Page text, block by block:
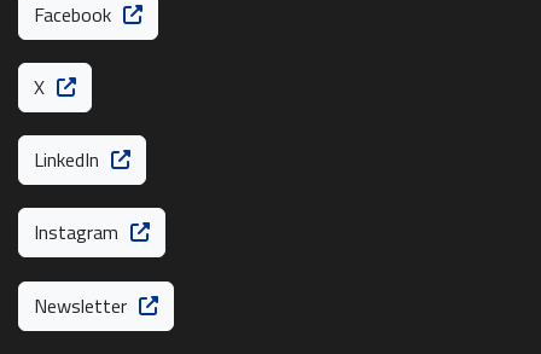
Facebook
X
LinkedIn
Instagram
Newsletter